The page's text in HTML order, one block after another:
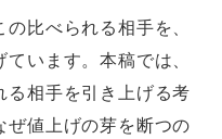
比べられる相手を、
います。本稿では、
る相手を引き上げる考
ぜ値上げの芽を断つの